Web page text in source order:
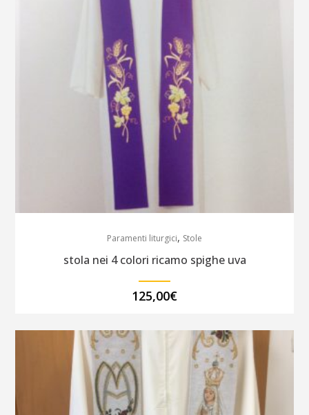
Paramenti liturgici, Stole
stola nei 4 colori ricamo spighe uva
125,00€